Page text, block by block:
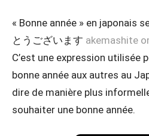
« Bonne année » en japonais
とうございます akemashite
C’est une expression utilisée
bonne année aux autres au
dire de manière plus
souhaiter une bonne année.